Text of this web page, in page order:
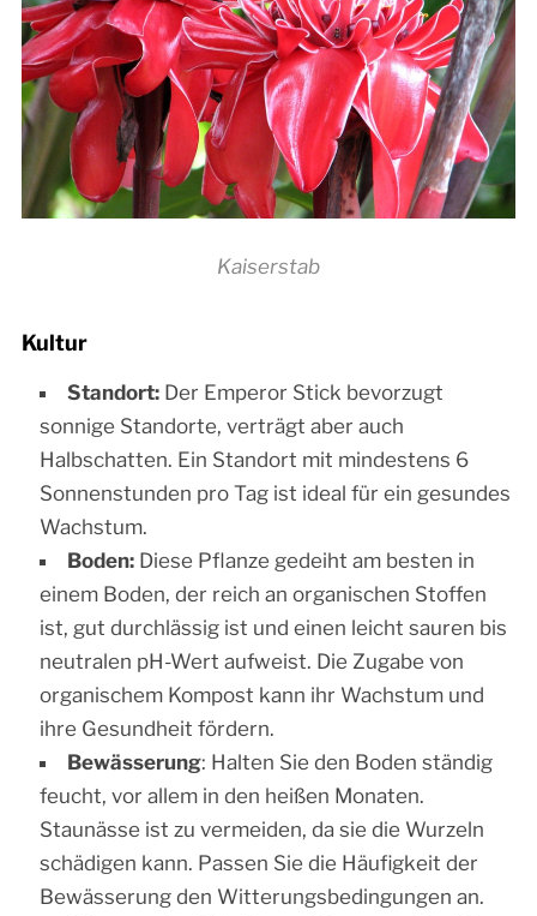
Kaiserstab
Kultur
Standort:Der Emperor Stick bevorzugt
sonnige Standorte, verträgt aber auch
Halbschatten. Ein Standort mit mindestens 6
Sonnenstunden pro Tag ist ideal für ein gesundes
Wachstum.
Boden:Diese Pflanze gedeiht am besten in
einem Boden, der reich an organischen Stoffen
ist, gut durchlässig ist und einen leicht sauren bis
neutralen pH-Wert aufweist. Die Zugabe von
organischem Kompost kann ihr Wachstum und
ihre Gesundheit fördern.
Bewässerung: Halten Sie den Boden ständig
feucht, vor allem in den heißen Monaten.
Staunässe ist zu vermeiden, da sie die Wurzeln
schädigen kann. Passen Sie die Häufigkeit der
Bewässerung den Witterungsbedingungen an.